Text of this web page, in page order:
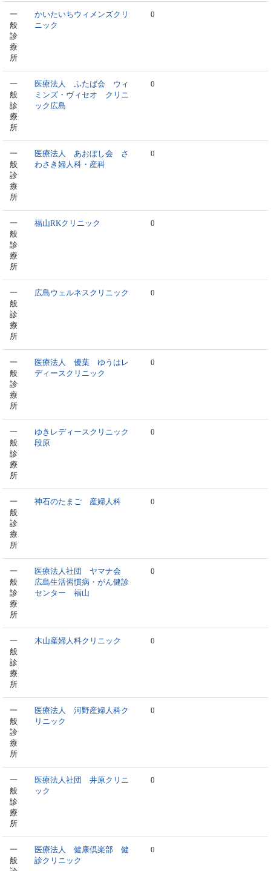
一
般
診
療
所
かいたいちウィメンズクリ
ニック
0
一
般
診
療
所
医療法人 ふたば会 ウィ
ミンズ・ヴィセオ クリニ
ック広島
0
一
般
診
療
所
医療法人 あおぼし会 さ
わさき婦人科・産科
0
一
般
診
療
所
福山RKクリニック 0
一
般
診
療
所
広島ウェルネスクリニック 0
一
般
診
療
所
医療法人 優葉 ゆうはレ
ディースクリニック
0
一
般
診
療
所
ゆきレディースクリニック
段原
0
一
般
診
療
所
神石のたまご 産婦人科 0
一
般
診
療
所
医療法人社団 ヤマナ会
広島生活習慣病・がん健診
センター 福山
0
一
般
診
療
所
木山産婦人科クリニック 0
一
般
診
療
所
医療法人 河野産婦人科ク
リニック
0
一
般
診
療
所
医療法人社団 井原クリニ
ック
0
一
般
医療法人 健康倶楽部 健
診クリニック
0